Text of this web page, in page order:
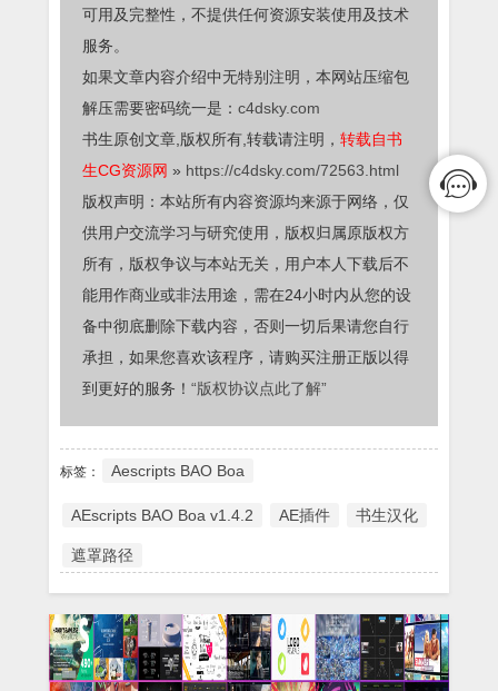
可用及完整性，不提供任何资源安装使用及技术
服务。
如果文章内容介绍中无特别注明，本网站压缩包
解压需要密码统一是： c4dsky.com
书生原创文章,版权所有,转载请注明， 转载自书
生CG资源网 » https://c4dsky.com/72563.html
版权声明：本站所有内容资源均来源于网络，仅
供用户交流学习与研究使用，版权归属原版权方
所有，版权争议与本站无关，用户本人下载后不
能用作商业或非法用途，需在24小时内从您的设
备中彻底删除下载内容，否则一切后果请您自行
承担，如果您喜欢该程序，请购买注册正版以得
到更好的服务！ “版权协议点此了解”
标签： Aescripts BAO Boa
AEscripts BAO Boa v1.4.2 AE插件 书生汉化
遮罩路径